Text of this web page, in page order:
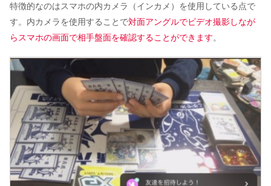
特徴的なのはスマホの内カメラ（インカメ）を使用している点で
す。内カメラを使用することで対面アングルでビデオ撮影しなが
らスマホの画面で相手盤面を確認することができます。